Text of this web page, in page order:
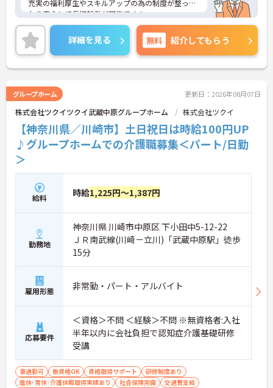
充実の福利厚生やスキルアップの為の制度が整って
おり安心して長期就業が可能です！
ご興味ある方には、面接のポイントなど、さらに詳
細をお話致しますのでお気軽にご相談ください。
詳細を見る 無料 紹介してもらう
グループホーム 更新日：2026年08月07日
株式会社ツクイツクイ武蔵中原グループホーム 株式会社ツクイ
【神奈川県／川崎市】土日祝日は時給100円UP
♪グループホームでの介護職募集＜パート/日勤
＞
給料 時給1,225円～1,387円
勤務地
神奈川県 川崎市中原区 下小田中5-12-22
ＪＲ南武線(川崎－立川)「武蔵中原駅」徒歩
15分
雇用形態 非常勤・パート・アルバイト
応募要件
＜資格＞不問 ＜経験＞不問 ※無資格者:入社
半年以内に会社負担で認知症介護基礎研修
受講
車通勤可 無資格OK 資格取得サポート
研修制度あり
産休･育休･介護休暇取得実績あり
社会保険完備 交通費支給